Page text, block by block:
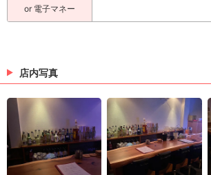
or 電子マネー
店内写真